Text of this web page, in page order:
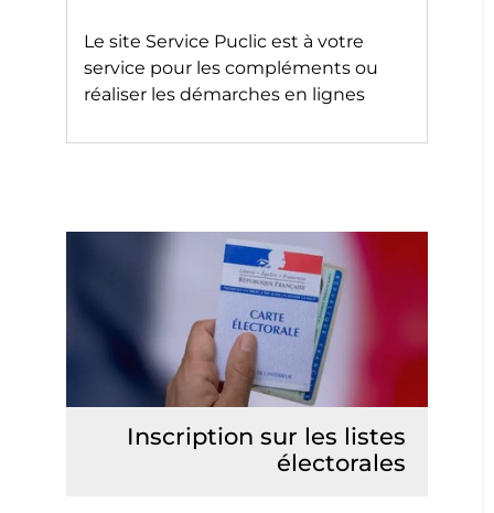
Le site Service Puclic est à votre
service pour les compléments ou
réaliser les démarches en lignes
Inscription sur les listes
électorales